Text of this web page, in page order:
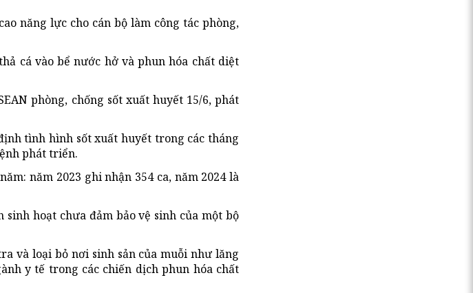
năng lực cho cán bộ làm công tác phòng,
cá vào bể nước hở và phun hóa chất diệt
phòng, chống sốt xuất huyết 15/6, phát
tình hình sốt xuất huyết trong các tháng
phát triển.
năm 2023 ghi nhận 354 ca, năm 2024 là
hoạt chưa đảm bảo vệ sinh của một bộ
và loại bỏ nơi sinh sản của muỗi như lăng
y tế trong các chiến dịch phun hóa chất